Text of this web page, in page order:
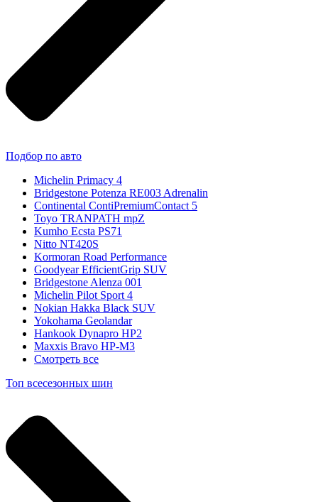
Подбор по авто
Michelin Primacy 4
Bridgestone Potenza RE003 Adrenalin
Continental ContiPremiumContact 5
Toyo TRANPATH mpZ
Kumho Ecsta PS71
Nitto NT420S
Kormoran Road Performance
Goodyear EfficientGrip SUV
Bridgestone Alenza 001
Michelin Pilot Sport 4
Nokian Hakka Black SUV
Yokohama Geolandar
Hankook Dynapro HP2
Maxxis Bravo HP-M3
Смотреть все
Топ всесезонных шин